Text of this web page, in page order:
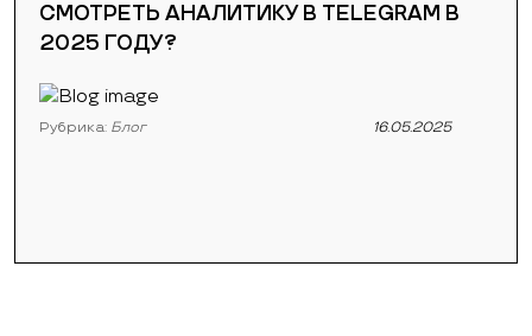
СМОТРЕТЬ АНАЛИТИКУ В TELEGRAM В
2025 ГОДУ?
Рубрика: Блог 16.05.2025